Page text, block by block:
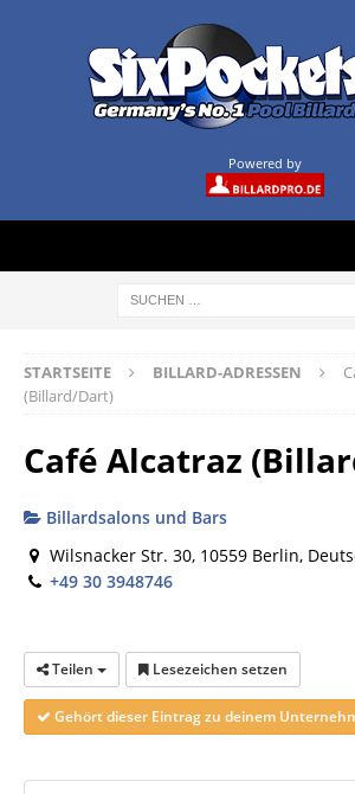
Powered by
STARTSEITE BILLARD-ADRESSEN
(Billard/Dart)
Café Alcatraz
Billardsalons und Bars
Wilsnacker Str. 30, 10559 Berlin,
+49 30 3948746
Teilen Lesezeichen setzen
Gehört dieser Eintrag zu deinem